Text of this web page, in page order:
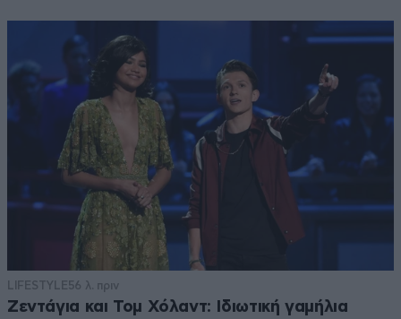
LIFESTYLE56 λ. πριν
Ζεντάγια και Τομ Χόλαντ: Ιδιωτική γαμήλια